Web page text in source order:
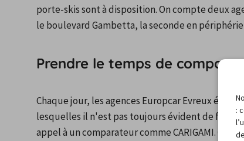
porte-skis sont à disposition. On compte deux
le boulevard Gambetta, la seconde en
Prendre le temps de
Chaque jour, les agences Europcar Evreux
lesquelles il n'est pas toujours évident de faire
appel à un comparateur comme CARIGAMI. Ce
: